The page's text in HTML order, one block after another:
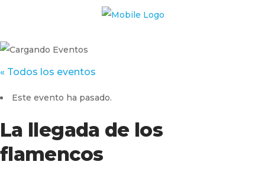
« Todos los eventos
Este evento ha pasado.
La llegada de los
flamencos